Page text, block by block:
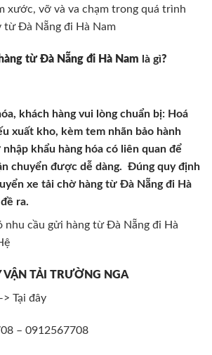
xước, vỡ và va chạm trong quá trình
từ Đà Nẵng đi Hà Nam
từ Đà Nẵng đi Hà Nam là gì?
khách hàng vui lòng chuẩn bị: Hoá
xuất kho, kèm tem nhãn bảo hành
khẩu hàng hóa có liên quan để
chuyển được dễ dàng. Đúng quy định
xe tải chờ hàng từ Đà Nẵng đi Hà
ra.
nhu cầu gửi hàng từ Đà Nẵng đi Hà
VẬN TẢI TRƯỜNG NGA
Tại đây
– 0912567708